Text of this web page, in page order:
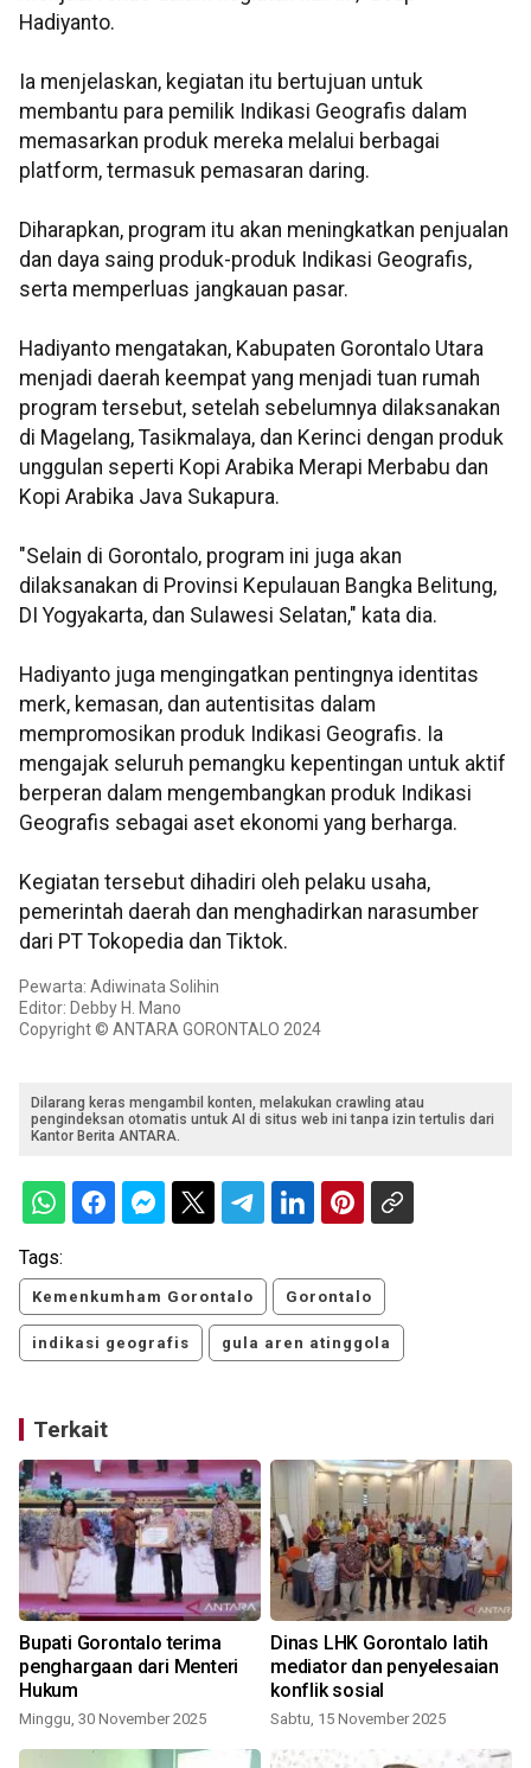
Hadiyanto.
Ia menjelaskan, kegiatan itu bertujuan untuk
membantu para pemilik Indikasi Geografis dalam
memasarkan produk mereka melalui berbagai
platform, termasuk pemasaran daring.
Diharapkan, program itu akan meningkatkan penjualan
dan daya saing produk-produk Indikasi Geografis,
serta memperluas jangkauan pasar.
Hadiyanto mengatakan, Kabupaten Gorontalo Utara
menjadi daerah keempat yang menjadi tuan rumah
program tersebut, setelah sebelumnya dilaksanakan
di Magelang, Tasikmalaya, dan Kerinci dengan produk
unggulan seperti Kopi Arabika Merapi Merbabu dan
Kopi Arabika Java Sukapura.
"Selain di Gorontalo, program ini juga akan
dilaksanakan di Provinsi Kepulauan Bangka Belitung,
DI Yogyakarta, dan Sulawesi Selatan," kata dia.
Hadiyanto juga mengingatkan pentingnya identitas
merk, kemasan, dan autentisitas dalam
mempromosikan produk Indikasi Geografis. Ia
mengajak seluruh pemangku kepentingan untuk aktif
berperan dalam mengembangkan produk Indikasi
Geografis sebagai aset ekonomi yang berharga.
Kegiatan tersebut dihadiri oleh pelaku usaha,
pemerintah daerah dan menghadirkan narasumber
dari PT Tokopedia dan Tiktok.
Pewarta: Adiwinata Solihin
Editor: Debby H. Mano
Copyright © ANTARA GORONTALO 2024
Dilarang keras mengambil konten, melakukan crawling atau
pengindeksan otomatis untuk AI di situs web ini tanpa izin tertulis dari
Kantor Berita ANTARA.
Tags:
Kemenkumham Gorontalo Gorontalo
indikasi geografis gula aren atinggola
Terkait
Bupati Gorontalo terima
penghargaan dari Menteri
Hukum
Minggu, 30 November 2025
Dinas LHK Gorontalo latih
mediator dan penyelesaian
konflik sosial
Sabtu, 15 November 2025